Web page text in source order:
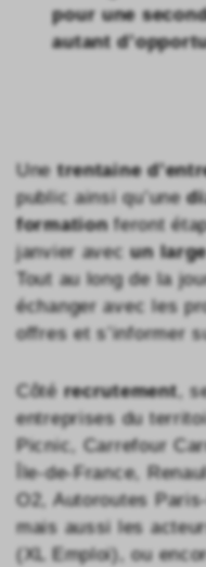
pour une
autant
Unetrentaine
public ainsi qu’une
formationferont
janvier avecun
Tout au long de la
échanger avec les
offres et s’informer
Côtérecrutement,
entreprises du
Picnic, Carrefour
Île-de-France,
O2, Autoroutes
mais aussi les
(XL Emploi), ou